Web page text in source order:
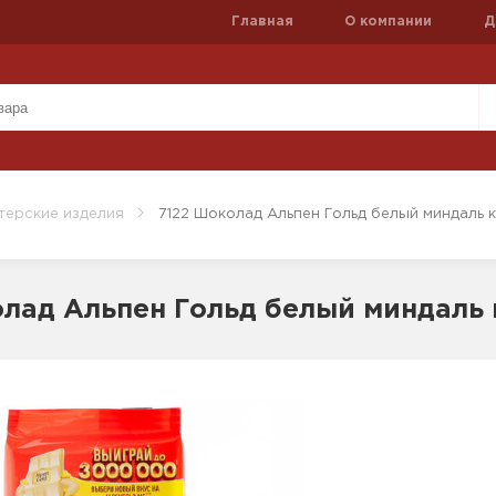
Главная О компании
изделия 7122 Шоколад Альпен Гольд белый миндаль
Альпен Гольд белый миндаль